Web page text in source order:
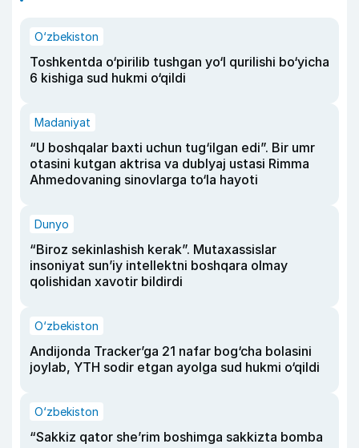
O‘zbekiston
Toshkentda o‘pirilib tushgan yo‘l qurilishi bo‘yicha
6 kishiga sud hukmi o‘qildi
Madaniyat
“U boshqalar baxti uchun tug‘ilgan edi”. Bir umr
otasini kutgan aktrisa va dublyaj ustasi Rimma
Ahmedovaning sinovlarga to‘la hayoti
Dunyo
“Biroz sekinlashish kerak”. Mutaxassislar
insoniyat sun’iy intellektni boshqara olmay
qolishidan xavotir bildirdi
O‘zbekiston
Andijonda Tracker’ga 21 nafar bog‘cha bolasini
joylab, YTH sodir etgan ayolga sud hukmi o‘qildi
O‘zbekiston
“Sakkiz qator she’rim boshimga sakkizta bomba